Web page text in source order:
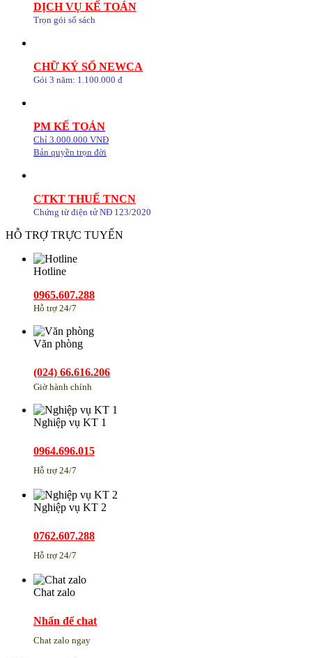
DỊCH VỤ KẾ TOÁN
Trọn gói sổ sách
CHỮ KÝ SỐ NEWCA
Gói 3 năm: 1.100.000 đ
PM KẾ TOÁN
Chỉ 3.000.000 VNĐ
Bản quyền trọn đời
CTKT THUẾ TNCN
Chứng từ điện tử NĐ 123/2020
HỖ TRỢ TRỰC TUYẾN
Hotline
0965.607.288
Hỗ trợ 24/7
Văn phòng
(024) 66.616.206
Giờ hành chính
Nghiệp vụ KT 1
0964.696.015
Hỗ trợ 24/7
Nghiệp vụ KT 2
0762.607.288
Hỗ trợ 24/7
Chat zalo
Nhấn để chat
Chat zalo ngay